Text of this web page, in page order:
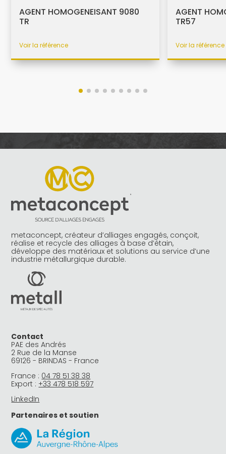
AGENT HOMOGENEISANT 9080
TR
Voir la référence
AGENT
TR57
Voir la référence
metaconcept, créateur d’alliages engagés, conçoit,
réalise et recycle des alliages à base d’étain,
développe des matériaux et solutions au service d’une
industrie métallurgique durable.
Contact
PAE des Andrés
2 Rue de la Manse
69126 - BRINDAS - France
France : 04 78 51 38 38
Export : +33 478 518 597
LinkedIn
Partenaires et soutien